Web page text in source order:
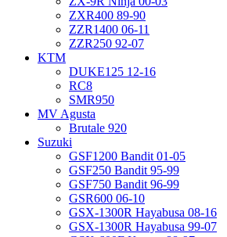
ZXR400 89-90
ZZR1400 06-11
ZZR250 92-07
KTM
DUKE125 12-16
RC8
SMR950
MV Agusta
Brutale 920
Suzuki
GSF1200 Bandit 01-05
GSF250 Bandit 95-99
GSF750 Bandit 96-99
GSR600 06-10
GSX-1300R Hayabusa 08-16
GSX-1300R Hayabusa 99-07